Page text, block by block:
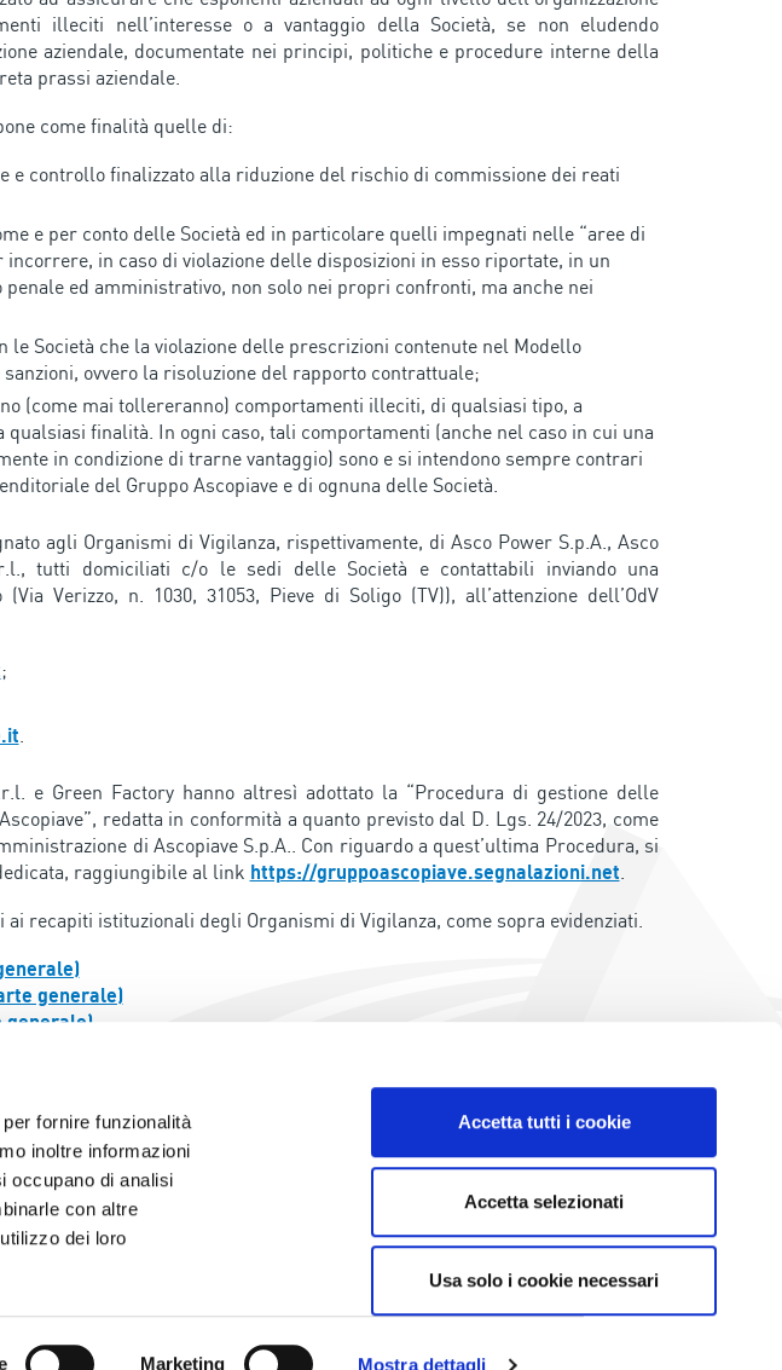
fornire funzionalità
inoltre informazioni
occupano di analisi
con altre
dei loro
Marketing Mostra dettagli
Accetta tutti i cookie
Accetta selezionati
Usa solo i cookie necessari
illeciti nell’interesse o a vantaggio della Società, se non eludendo
aziendale, documentate nei principi, politiche e procedure interne della
prassi aziendale.
come finalità quelle di:
e controllo finalizzato alla riduzione del rischio di commissione dei reati
e per conto delle Società ed in particolare quelli impegnati nelle “aree di
in caso di violazione delle disposizioni in esso riportate, in un
ed amministrativo, non solo nei propri confronti, ma anche nei
Società che la violazione delle prescrizioni contenute nel Modello
ovvero la risoluzione del rapporto contrattuale;
(come mai tollereranno) comportamenti illeciti, di qualsiasi tipo, a
finalità. In ogni caso, tali comportamenti (anche nel caso in cui una
in condizione di trarne vantaggio) sono e si intendono sempre contrari
del Gruppo Ascopiave e di ognuna delle Società.
agli Organismi di Vigilanza, rispettivamente, di Asco Power S.p.A., Asco
tutti domiciliati c/o le sedi delle Società e contattabili inviando una
Verizzo, n. 1030, 31053, Pieve di Soligo (TV)), all’attenzione dell’OdV
;
.
e Green Factory hanno altresì adottato la “Procedura di gestione delle
redatta in conformità a quanto previsto dal D. Lgs. 24/2023, come
di Ascopiave S.p.A.. Con riguardo a quest’ultima Procedura, si
raggiungibile al link https://gruppoascopiave.segnalazioni.net.
recapiti istituzionali degli Organismi di Vigilanza, come sopra evidenziati.
generale)
generale)
Ascopiave
Privacy policy ed informative generali